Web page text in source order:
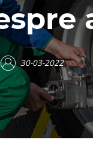
30-03-2022